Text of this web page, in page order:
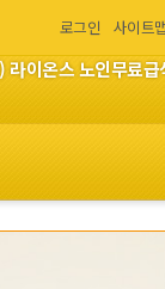
로그인 사이트맵
라이온스 노인무료급